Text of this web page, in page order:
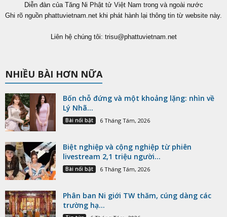
Diễn đàn của Tăng Ni Phật tử Việt Nam trong và ngoài nước
Ghi rõ nguồn phattuvietnam.net khi phát hành lại thông tin từ website này.
Liên hệ chúng tôi: trisu@phattuvietnam.net
NHIỀU BÀI HƠN NỮA
Bốn chỗ đứng và một khoảng lặng: nhìn về
Lý Nhã...
Bài nổi bật 6 Tháng Tám, 2026
Biệt nghiệp và cộng nghiệp từ phiên
livestream 2,1 triệu người...
Bài nổi bật 6 Tháng Tám, 2026
Phân ban Ni giới TW thăm, cúng dàng các
trường hạ...